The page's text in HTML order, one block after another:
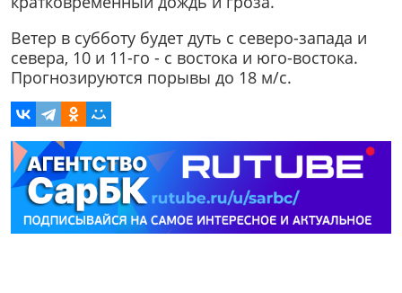
Ветер в субботу будет дуть с северо-запада и
севера, 10 и 11-го - с востока и юго-востока.
Прогнозируются порывы до 18 м/с.